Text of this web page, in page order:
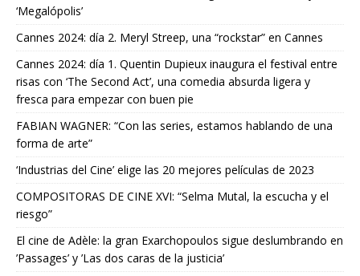
‘Megalópolis’
Cannes 2024: día 2. Meryl Streep, una “rockstar” en Cannes
Cannes 2024: día 1. Quentin Dupieux inaugura el festival entre
risas con ‘The Second Act’, una comedia absurda ligera y
fresca para empezar con buen pie
FABIAN WAGNER: “Con las series, estamos hablando de una
forma de arte”
‘Industrias del Cine’ elige las 20 mejores películas de 2023
COMPOSITORAS DE CINE XVI: “Selma Mutal, la escucha y el
riesgo”
El cine de Adèle: la gran Exarchopoulos sigue deslumbrando en
’Passages’ y ’Las dos caras de la justicia’